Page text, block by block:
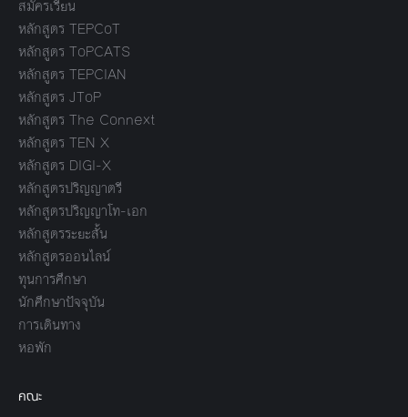
สมัครเรียน
หลักสูตร TEPCoT
หลักสูตร ToPCATS
หลักสูตร TEPCIAN
หลักสูตร JToP
หลักสูตร The Connext
หลักสูตร TEN X
หลักสูตร DIGI-X
หลักสูตรปริญญาตรี
หลักสูตรปริญญาโท-เอก
หลักสูตรระยะสั้น
หลักสูตรออนไลน์
ทุนการศึกษา
นักศึกษาปัจจุบัน
การเดินทาง
หอพัก
คณะ